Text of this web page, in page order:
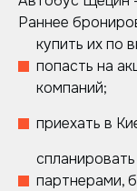
Раннее
купить их по
попасть на
компаний;
приехать в
партнерами,